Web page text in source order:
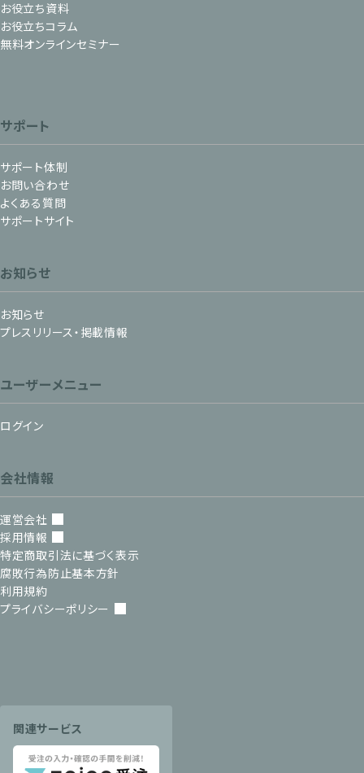
お役立ち資料
お役立ちコラム
無料オンラインセミナー
サポート
サポート体制
お問い合わせ
よくある質問
サポートサイト
お知らせ
お知らせ
プレスリリース・掲載情報
ユーザーメニュー
ログイン
会社情報
運営会社
採用情報
特定商取引法に基づく表示
腐敗行為防止基本方針
利用規約
プライバシーポリシー
関連サービス